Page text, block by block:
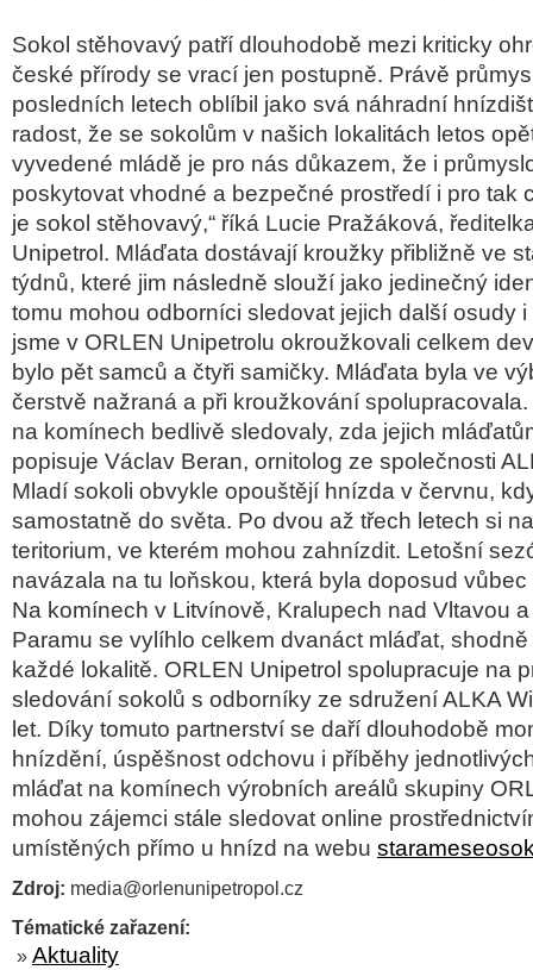
Sokol stěhovavý patří dlouhodobě mezi kriticky
české přírody se vrací jen postupně. Právě
posledních letech oblíbil jako svá náhradní
radost, že se sokolům v našich lokalitách letos
vyvedené mládě je pro nás důkazem, že i
poskytovat vhodné a bezpečné prostředí i pro tak
je sokol stěhovavý,“ říká Lucie Pražáková,
Unipetrol. Mláďata dostávají kroužky přibližně ve
týdnů, které jim následně slouží jako jedinečný
tomu mohou odborníci sledovat jejich další osudy i
jsme v ORLEN Unipetrolu okroužkovali celkem
bylo pět samců a čtyři samičky. Mláďata byla ve
čerstvě nažraná a při kroužkování
na komínech bedlivě sledovaly, zda jejich
popisuje Václav Beran, ornitolog ze společnosti
Mladí sokoli obvykle opouštějí hnízda v červnu,
samostatně do světa. Po dvou až třech letech si
teritorium, ve kterém mohou zahnízdit. Letošní
navázala na tu loňskou, která byla doposud
Na komínech v Litvínově, Kralupech nad Vltavou
Paramu se vylíhlo celkem dvanáct mláďat,
každé lokalitě. ORLEN Unipetrol spolupracuje na
sledování sokolů s odborníky ze sdružení ALKA
let. Díky tomuto partnerství se daří dlouhodobě
hnízdění, úspěšnost odchovu i příběhy
mláďat na komínech výrobních areálů skupiny
mohou zájemci stále sledovat online
umístěných přímo u hnízd na webu
Zdroj: media@orlenunipetropol.cz
Tématické zařazení:
» Aktuality